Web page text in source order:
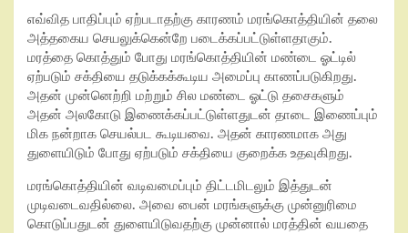
எவ்வித பாதிப்பும் ஏற்படாதற்கு காரணம் மரங்கொத்தியின் தலை
அத்தகைய செயலுக்கென்றே படைக்கப்பட்டுள்ளதாகும்.
மரத்தை கொத்தும் போது மரங்கொத்தியின் மண்டை ஓட்டில்
ஏற்படும் சக்தியை தடுக்கக்கூடிய அமைப்பு காணப்படுகிறது.
அதன் முன்னெற்றி மற்றும் சில மண்டை ஓட்டு தசைகளும்
அதன் அலகோடு இணைக்கப்பட்டுள்ளதுடன் தாடை இணைப்பும்
மிக நன்றாக செயல்பட கூடியவை. அதன் காரணமாக அது
துளையிடும் போது ஏற்படும் சக்தியை குறைக்க உதவுகிறது.
மரங்கொத்தியின் வடிவமைப்பும் திட்டமிடலும் இத்துடன்
முடிவடைவதில்லை. அவை பைன் மரங்களுக்கு முன்னுரிமை
கொடுப்பதுடன் துளையிடுவதற்கு முன்னால் மரத்தின் வயதை